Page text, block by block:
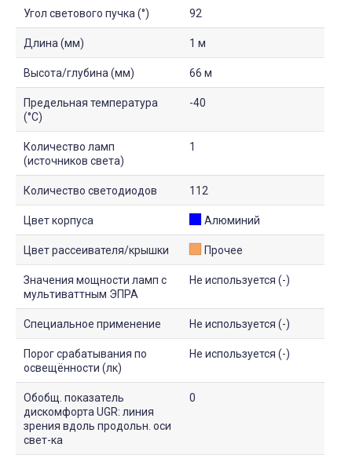
Угол светового пучка (°) 92
Длина (мм) 1 м
Высота/глубина (мм) 66 м
Предельная температура
(°C)
-40
Количество ламп
(источников света)
1
Количество светодиодов 112
Цвет корпуса Алюминий
Цвет рассеивателя/крышки Прочее
Значения мощности ламп с
мультиваттным ЭПРА
Не используется (-)
Специальное применение Не используется (-)
Порог срабатывания по
освещённости (лк)
Не используется (-)
Обобщ. показатель
дискомфорта UGR: линия
зрения вдоль продольн. оси
свет-ка
0